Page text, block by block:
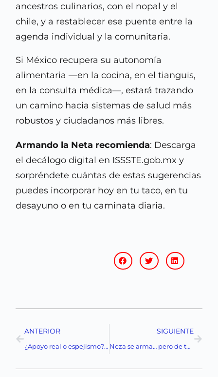
ancestros culinarios, con el nopal y el
chile, y a restablecer ese puente entre la
agenda individual y la comunitaria.
Si México recupera su autonomía
alimentaria —en la cocina, en el tianguis,
en la consulta médica—, estará trazando
un camino hacia sistemas de salud más
robustos y ciudadanos más libres.
Armando la Neta recomienda: Descarga
el decálogo digital en ISSSTE.gob.mx y
sorpréndete cuántas de estas sugerencias
puedes incorporar hoy en tu taco, en tu
desayuno o en tu caminata diaria.
ANTERIOR
¿Apoyo real o espejismo? UNIFIMEX se suma al Plan México y esto es lo que necesitas saber
SIGUIENTE
Neza se arma… pero de tecnología: 240 patrullas para recuperar el oriente mexiquense